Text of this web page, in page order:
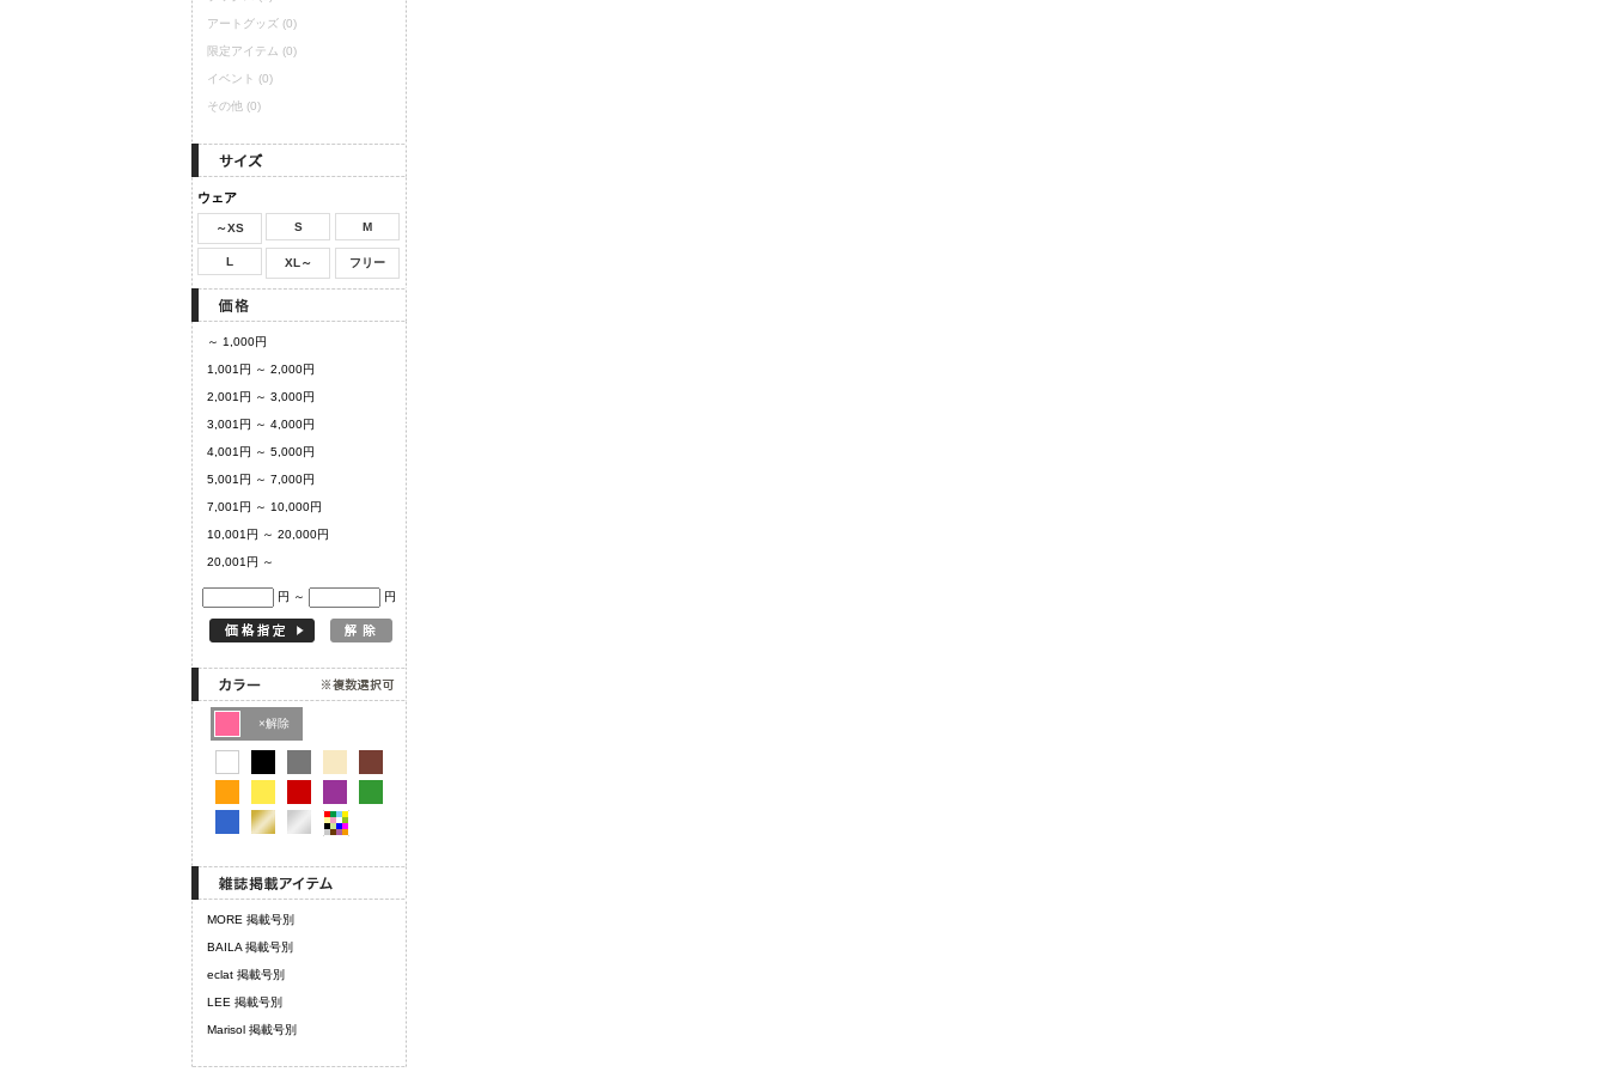
アートグッズ (0)
限定アイテム (0)
イベント (0)
その他 (0)
ウェア
～XS S M
L XL～ フリー
～ 1,000円
1,001円 ～ 2,000円
2,001円 ～ 3,000円
3,001円 ～ 4,000円
4,001円 ～ 5,000円
5,001円 ～ 7,000円
7,001円 ～ 10,000円
10,001円 ～ 20,000円
20,001円 ～
円 ～ 円
×解除
MORE 掲載号別
BAILA 掲載号別
eclat 掲載号別
LEE 掲載号別
Marisol 掲載号別